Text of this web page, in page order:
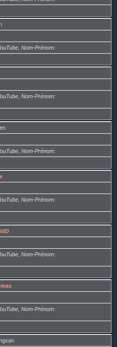
Nom-Prénom
Nom-Prénom
Nom-Prénom
Nom-Prénom
Nom-Prénom
Nom-Prénom